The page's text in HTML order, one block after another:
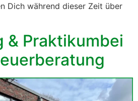
Dich während dieser Zeit über
& Praktikumbei